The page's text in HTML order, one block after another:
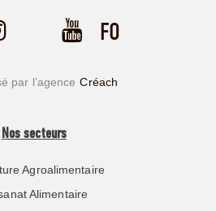
par l’agence Créach
Nos secteurs
Agroalimentaire
Alimentaire